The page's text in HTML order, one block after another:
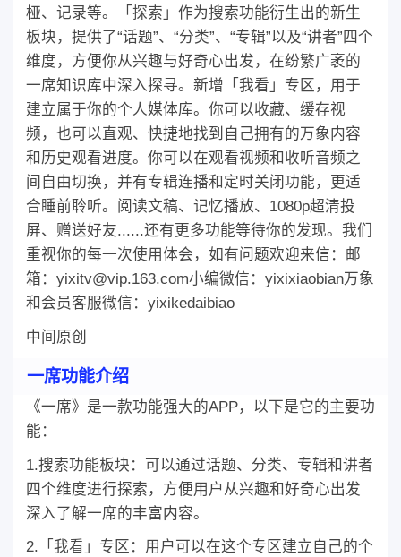
桠、记录等。「探索」作为搜索功能衍生出的新生
板块，提供了“话题”、“分类”、“专辑”以及“讲者”四个
维度，方便你从兴趣与好奇心出发，在纷繁广袤的
一席知识库中深入探寻。新增「我看」专区，用于
建立属于你的个人媒体库。你可以收藏、缓存视
频，也可以直观、快捷地找到自己拥有的万象内容
和历史观看进度。你可以在观看视频和收听音频之
间自由切换，并有专辑连播和定时关闭功能，更适
合睡前聆听。阅读文稿、记忆播放、1080p超清投
屏、赠送好友......还有更多功能等待你的发现。我们
重视你的每一次使用体会，如有问题欢迎来信：邮
箱：yixitv@vip.163.com小编微信：yixixiaobian万象
和会员客服微信：yixikedaibiao
中间原创
一席功能介绍
《一席》是一款功能强大的APP，以下是它的主要功
能：
1.搜索功能板块：可以通过话题、分类、专辑和讲者
四个维度进行探索，方便用户从兴趣和好奇心出发
深入了解一席的丰富内容。
2.「我看」专区：用户可以在这个专区建立自己的个